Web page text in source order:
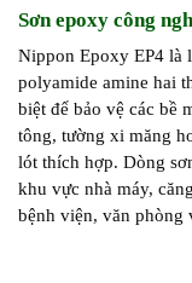
Sơn epoxy công
Nippon Epoxy EP4 là
polyamide amine hai
biệt để bảo vệ các bề
tông, tường xi măng
lót thích hợp. Dòng
khu vực nhà máy,
bệnh viện, văn